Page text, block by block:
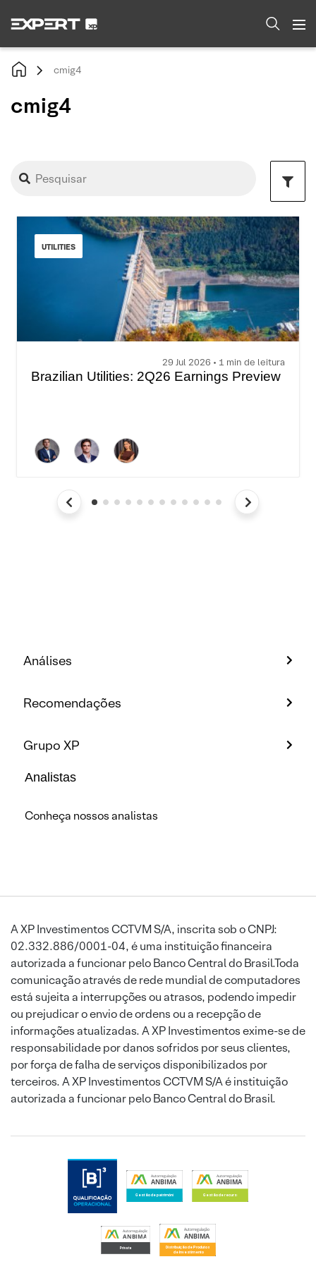
cmig4
cmig4
UTILITIES
29 Jul 2026 • 1 min de leitura
Brazilian Utilities: 2Q26 Earnings Preview
Análises
Recomendações
Grupo XP
Analistas
Conheça nossos analistas
A XP Investimentos CCTVM S/A, inscrita sob o CNPJ:
02.332.886/0001-04, é uma instituição financeira
autorizada a funcionar pelo Banco Central do Brasil.Toda
comunicação através de rede mundial de computadores
está sujeita a interrupções ou atrasos, podendo impedir
ou prejudicar o envio de ordens ou a recepção de
informações atualizadas. A XP Investimentos exime-se de
responsabilidade por danos sofridos por seus clientes,
por força de falha de serviços disponibilizados por
terceiros. A XP Investimentos CCTVM S/A é instituição
autorizada a funcionar pelo Banco Central do Brasil.